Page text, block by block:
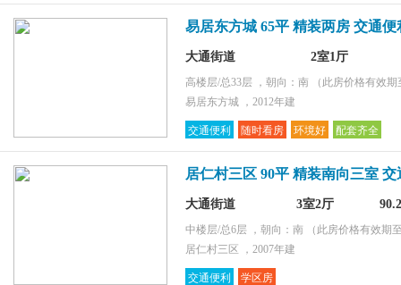
易居东方城 65平 精装两房 交通便
大通街道 2室1厅
高楼层/总33层 ，朝向：南
（此房价格有效
易居东方城 ，2012年建
交通便利 随时看房 环境好 配套齐全
居仁村三区 90平 精装南向三室
大通街道 3室2厅
中楼层/总6层 ，朝向：南
（此房价格有效期
居仁村三区 ，2007年建
交通便利 学区房